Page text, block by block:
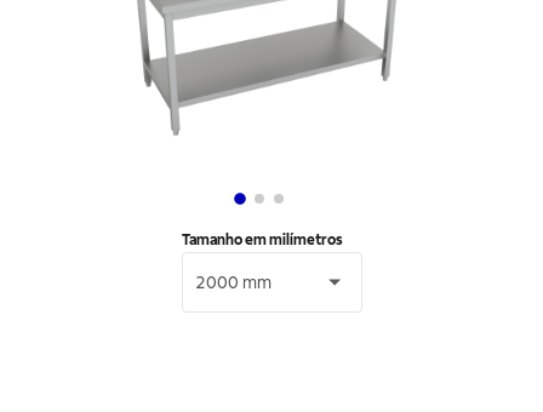
Tamanho em milímetros
2000 mm